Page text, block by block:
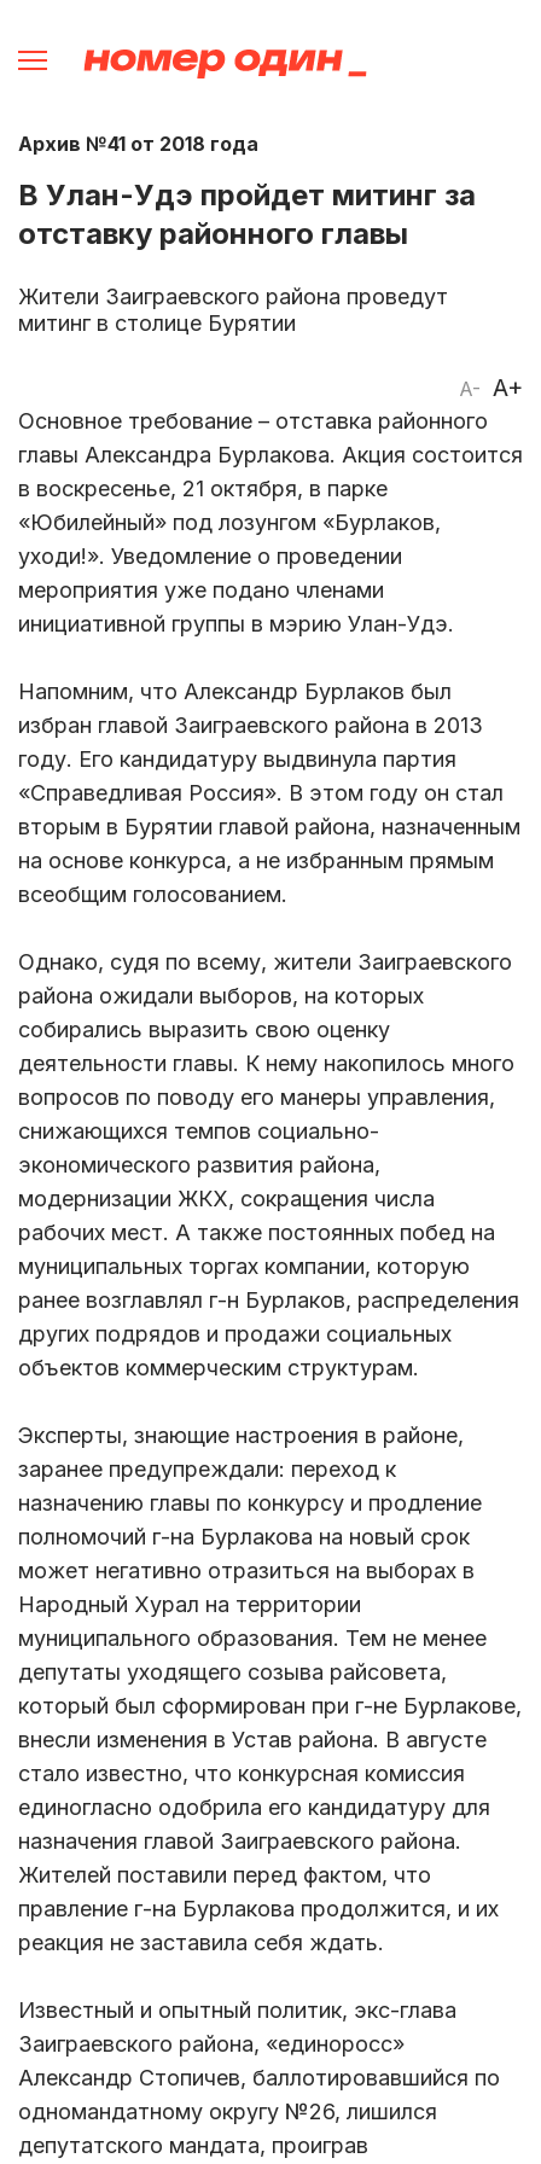
Архив №41 от 2018 года
В Улан-Удэ пройдет митинг за
отставку районного главы
Жители Заиграевского района проведут
митинг в столице Бурятии
A- A+
Основное требование – отставка районного
главы Александра Бурлакова. Акция состоится
в воскресенье, 21 октября, в парке
«Юбилейный» под лозунгом «Бурлаков,
уходи!». Уведомление о проведении
мероприятия уже подано членами
инициативной группы в мэрию Улан-Удэ.
Напомним, что Александр Бурлаков был
избран главой Заиграевского района в 2013
году. Его кандидатуру выдвинула партия
«Справедливая Россия». В этом году он стал
вторым в Бурятии главой района, назначенным
на основе конкурса, а не избранным прямым
всеобщим голосованием.
Однако, судя по всему, жители Заиграевского
района ожидали выборов, на которых
собирались выразить свою оценку
деятельности главы. К нему накопилось много
вопросов по поводу его манеры управления,
снижающихся темпов социально-
экономического развития района,
модернизации ЖКХ, сокращения числа
рабочих мест. А также постоянных побед на
муниципальных торгах компании, которую
ранее возглавлял г-н Бурлаков, распределения
других подрядов и продажи социальных
объектов коммерческим структурам.
Эксперты, знающие настроения в районе,
заранее предупреждали: переход к
назначению главы по конкурсу и продление
полномочий г-на Бурлакова на новый срок
может негативно отразиться на выборах в
Народный Хурал на территории
муниципального образования. Тем не менее
депутаты уходящего созыва райсовета,
который был сформирован при г-не Бурлакове,
внесли изменения в Устав района. В августе
стало известно, что конкурсная комиссия
единогласно одобрила его кандидатуру для
назначения главой Заиграевского района.
Жителей поставили перед фактом, что
правление г-на Бурлакова продолжится, и их
реакция не заставила себя ждать.
Известный и опытный политик, экс-глава
Заиграевского района, «единоросс»
Александр Стопичев, баллотировавшийся по
одномандатному округу №26, лишился
депутатского мандата, проиграв